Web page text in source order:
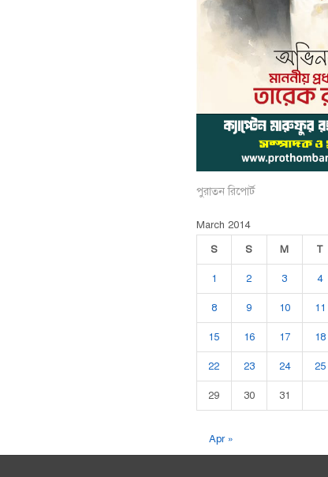
পুরাতন রিপোর্ট
March 2014
S
S M T
1 2 3 4
8 9 10 11
15 16 17 18
22 23 24 25
29 30 31
Apr »